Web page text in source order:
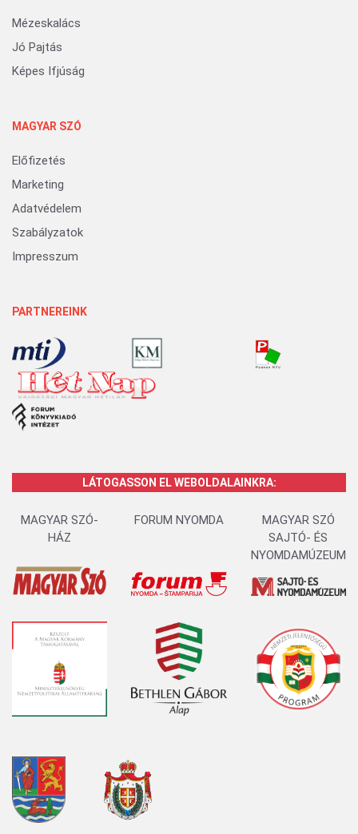
Mézeskalács
Jó Pajtás
Képes Ifjúság
MAGYAR SZÓ
Előfizetés
Marketing
Adatvédelem
Szabályzatok
Impresszum
PARTNEREINK
LÁTOGASSON EL WEBOLDALAINKRA:
MAGYAR SZÓ-
HÁZ
FORUM NYOMDA
MAGYAR SZÓ
SAJTÓ- ÉS
NYOMDAMÚZEUM